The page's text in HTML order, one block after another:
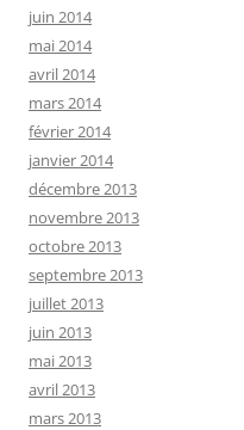
juin 2014
mai 2014
avril 2014
mars 2014
février 2014
janvier 2014
décembre 2013
novembre 2013
octobre 2013
septembre 2013
juillet 2013
juin 2013
mai 2013
avril 2013
mars 2013